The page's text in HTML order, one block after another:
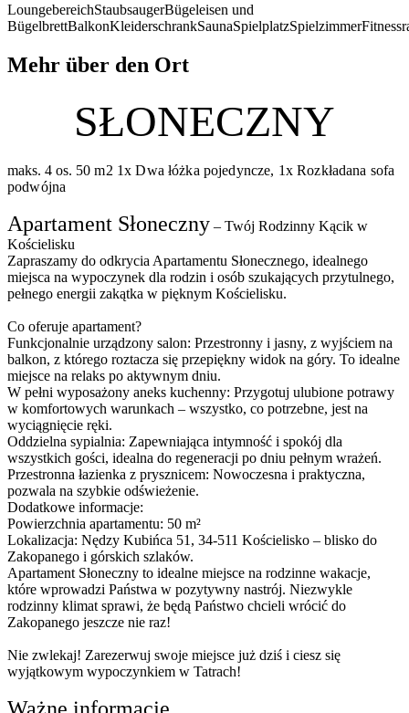
LoungebereichStaubsaugerBügeleisen und
BügelbrettBalkonKleiderschrankSaunaSpielplatzSpielzimmer
Mehr über den Ort
SŁONECZNY
maks. 4 os. 50 m2 1x Dwa łóżka pojedyncze, 1x Rozkładana sofa
podwójna
Apartament Słoneczny – Twój Rodzinny Kącik w
Kościelisku
Zapraszamy do odkrycia Apartamentu Słonecznego, idealnego
miejsca na wypoczynek dla rodzin i osób szukających przytulnego,
pełnego energii zakątka w pięknym Kościelisku.
Co oferuje apartament?
Funkcjonalnie urządzony salon: Przestronny i jasny, z wyjściem na
balkon, z którego roztacza się przepiękny widok na góry. To idealne
miejsce na relaks po aktywnym dniu.
W pełni wyposażony aneks kuchenny: Przygotuj ulubione potrawy
w komfortowych warunkach – wszystko, co potrzebne, jest na
wyciągnięcie ręki.
Oddzielna sypialnia: Zapewniająca intymność i spokój dla
wszystkich gości, idealna do regeneracji po dniu pełnym wrażeń.
Przestronna łazienka z prysznicem: Nowoczesna i praktyczna,
pozwala na szybkie odświeżenie.
Dodatkowe informacje:
Powierzchnia apartamentu: 50 m²
Lokalizacja: Nędzy Kubińca 51, 34-511 Kościelisko – blisko do
Zakopanego i górskich szlaków.
Apartament Słoneczny to idealne miejsce na rodzinne wakacje,
które wprowadzi Państwa w pozytywny nastrój. Niezwykle
rodzinny klimat sprawi, że będą Państwo chcieli wrócić do
Zakopanego jeszcze nie raz!
Nie zwlekaj! Zarezerwuj swoje miejsce już dziś i ciesz się
wyjątkowym wypoczynkiem w Tatrach!
Ważne informacje